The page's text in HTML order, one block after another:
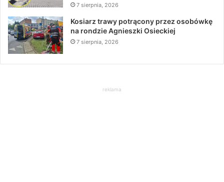
7 sierpnia, 2026
Kosiarz trawy potrącony przez osobówkę
na rondzie Agnieszki Osieckiej
7 sierpnia, 2026
reklama